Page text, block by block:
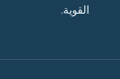
القوية.